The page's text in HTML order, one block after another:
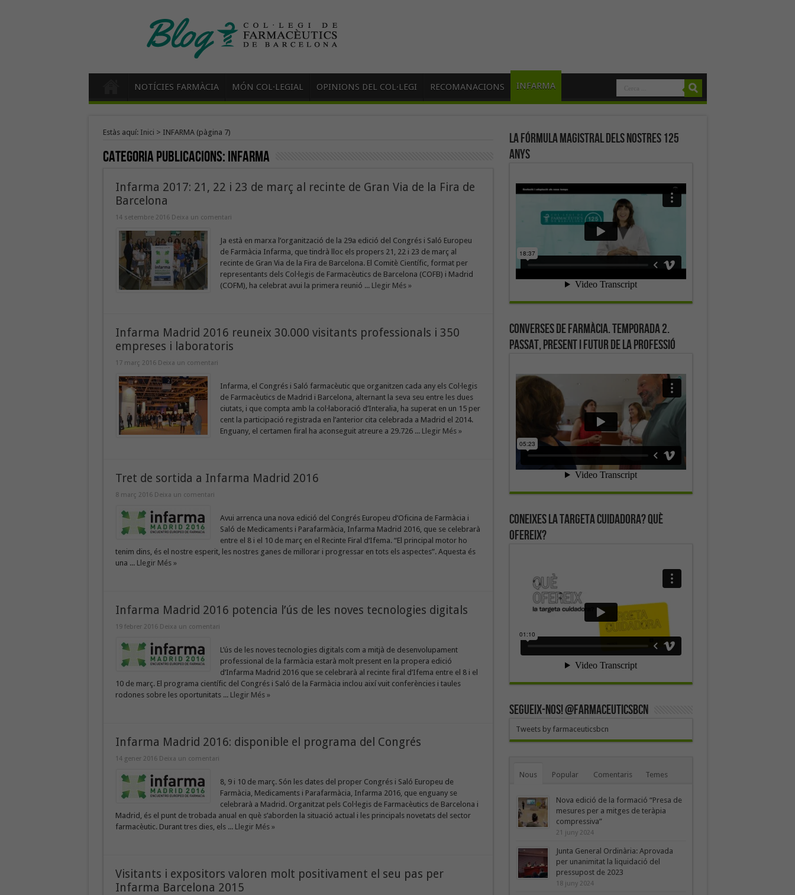
NOTÍCIES FARMÀCIA MÓN COL·LEGIAL OPINIONS DEL COL·LEGI RECOMANACIONS INFARMA
Estàs aquí: Inici > INFARMA(pàgina 7)
Categoria Publicacions:INFARMA
Infarma 2017: 21, 22 i 23 de març al recinte de Gran Via de la Fira de
Barcelona
14 setembre 2016 Deixa un comentari
Ja està en marxa l’organització de la 29a edició del Congrés i Saló Europeu
de Farmàcia Infarma, que tindrà lloc els propers 21, 22 i 23 de març al
recinte de Gran Via de la Fira de Barcelona. El Comitè Científic, format per
representants dels Col·legis de Farmacèutics de Barcelona (COFB) i Madrid
(COFM), ha celebrat avui la primera reunió ... Llegir Més »
Infarma Madrid 2016 reuneix 30.000 visitants professionals i 350
empreses i laboratoris
17 març 2016 Deixa un comentari
Infarma, el Congrés i Saló farmacèutic que organitzen cada any els Col·legis
de Farmacèutics de Madrid i Barcelona, alternant la seva seu entre les dues
ciutats, i que compta amb la col·laboració d’Interalia, ha superat en un 15 per
cent la participació registrada en l’anterior cita celebrada a Madrid el 2014.
Enguany, el certamen firal ha aconseguit atreure a 29.726 ... Llegir Més »
Tret de sortida a Infarma Madrid 2016
8 març 2016 Deixa un comentari
Avui arrenca una nova edició del Congrés Europeu d’Oficina de Farmàcia i
Saló de Medicaments i Parafarmàcia, Infarma Madrid 2016, que se celebrarà
entre el 8 i el 10 de març en el Recinte Firal d‘Ifema. “El principal motor ho
tenim dins, és el nostre esperit, les nostres ganes de millorar i progressar en tots els aspectes”. Aquesta és
una ... Llegir Més »
Infarma Madrid 2016 potencia l’ús de les noves tecnologies digitals
19 febrer 2016 Deixa un comentari
L’ús de les noves tecnologies digitals com a mitjà de desenvolupament
professional de la farmàcia estarà molt present en la propera edició
d’Infarma Madrid 2016 que se celebrarà al recinte firal d’Ifema entre el 8 i el
10 de març. El programa científic del Congrés i Saló de la Farmàcia inclou així vuit conferències i taules
rodones sobre les oportunitats ... Llegir Més »
Infarma Madrid 2016: disponible el programa del Congrés
14 gener 2016 Deixa un comentari
8, 9 i 10 de març. Són les dates del proper Congrés i Saló Europeu de
Farmàcia, Medicaments i Parafarmàcia, Infarma 2016, que enguany se
celebrarà a Madrid. Organitzat pels Col·legis de Farmacèutics de Barcelona i
Madrid, és el punt de trobada anual en què s’aborden la situació actual i les principals novetats del sector
farmacèutic. Durant tres dies, els ... Llegir Més »
Visitants i expositors valoren molt positivament el seu pas per
Infarma Barcelona 2015
La fórmula magistral dels nostres 125
anys
Converses de farmàcia. Temporada 2.
Passat, present i futur de la professió
Coneixes la targeta cuidadora? Què
ofereix?
SEGUEIX-NOS! @farmaceuticsbcn
Tweets by farmaceuticsbcn
Nous Popular Comentaris Temes
Nova edició de la formació “Presa de
mesures per a mitges de teràpia
compressiva”
21 juny 2024
Junta General Ordinària: Aprovada
per unanimitat la liquidació del
pressupost de 2023
18 juny 2024